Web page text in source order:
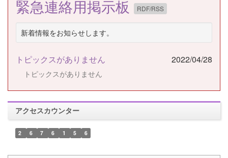
緊急連絡用掲示板 RDF/RSS
新着情報をお知らせします。
トピックスがありません 2022/04/28
トピックスがありません
アクセスカウンター
2 6 7 6 1 5 6